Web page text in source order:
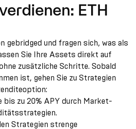
ETH
gebridged und fragen sich, was als
Sie Ihre Assets direkt auf
zusätzliche Schritte. Sobald
ist, gehen Sie zu Strategien
bis zu 20% APY durch Market-
Strategien strenge